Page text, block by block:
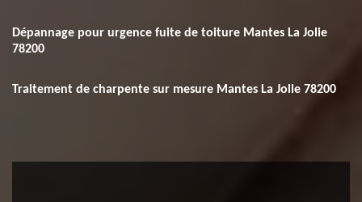
Dépannage pour urgence fuite de toiture Mantes La Jolie
78200
Traitement de charpente sur mesure Mantes La Jolie 78200